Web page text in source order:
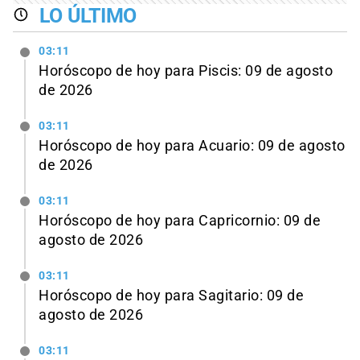
LO ÚLTIMO
03:11
Horóscopo de hoy para Piscis: 09 de agosto
de 2026
03:11
Horóscopo de hoy para Acuario: 09 de agosto
de 2026
03:11
Horóscopo de hoy para Capricornio: 09 de
agosto de 2026
03:11
Horóscopo de hoy para Sagitario: 09 de
agosto de 2026
03:11